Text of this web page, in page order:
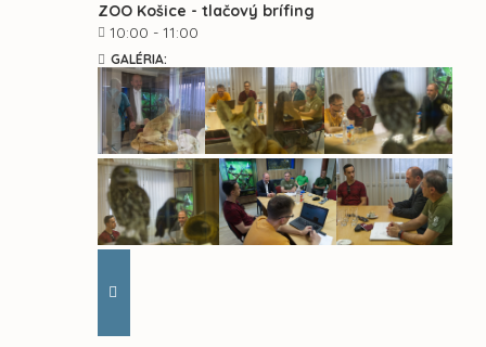
ZOO Košice - tlačový brífing
10:00 - 11:00
GALÉRIA: